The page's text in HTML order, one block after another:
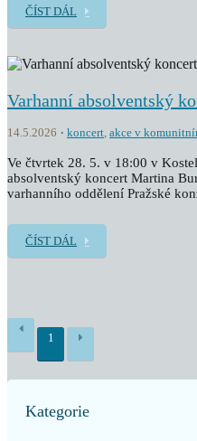
ČÍST DÁL
Varhanní absolventský
14.5.2026 koncert, akce v
Ve čtvrtek 28. 5. v 18:00 v
absolventský koncert Martina
varhanního oddělení Pražské
ČÍST DÁL
1
Kategorie